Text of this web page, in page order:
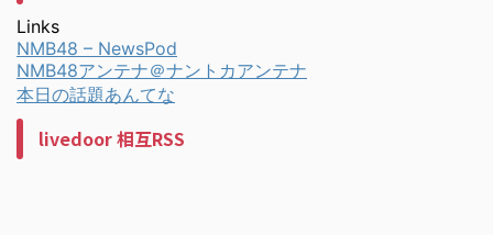
Links
NMB48 – NewsPod
NMB48アンテナ＠ナントカアンテナ
本日の話題あんてな
livedoor 相互RSS